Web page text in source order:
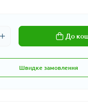
До
Швидке замовлення